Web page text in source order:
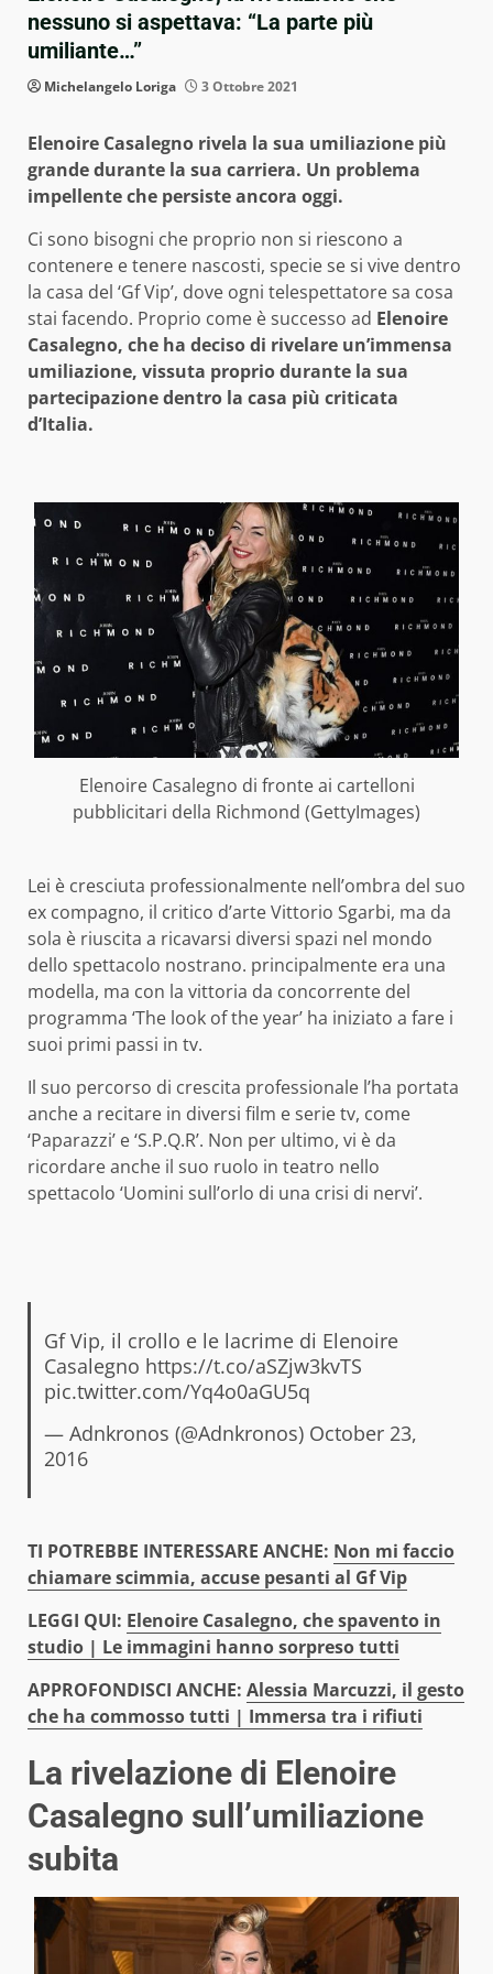
nessuno si aspettava: “La parte più
umiliante…”
Michelangelo Loriga 3 Ottobre 2021
Elenoire Casalegno rivela la sua umiliazione più
grande durante la sua carriera. Un problema
impellente che persiste ancora oggi.
Ci sono bisogni che proprio non si riescono a
contenere e tenere nascosti, specie se si vive dentro
la casa del ‘Gf Vip’, dove ogni telespettatore sa cosa
stai facendo. Proprio come è successo ad Elenoire
Casalegno, che ha deciso di rivelare un’immensa
umiliazione, vissuta proprio durante la sua
partecipazione dentro la casa più criticata
d’Italia.
Elenoire Casalegno di fronte ai cartelloni
pubblicitari della Richmond (GettyImages)
Lei è cresciuta professionalmente nell’ombra del suo
ex compagno, il critico d’arte Vittorio Sgarbi, ma da
sola è riuscita a ricavarsi diversi spazi nel mondo
dello spettacolo nostrano. principalmente era una
modella, ma con la vittoria da concorrente del
programma ‘The look of the year’ ha iniziato a fare i
suoi primi passi in tv.
Il suo percorso di crescita professionale l’ha portata
anche a recitare in diversi film e serie tv, come
‘Paparazzi’ e ‘S.P.Q.R’. Non per ultimo, vi è da
ricordare anche il suo ruolo in teatro nello
spettacolo ‘Uomini sull’orlo di una crisi di nervi’.
Gf Vip, il crollo e le lacrime di Elenoire
Casalegno https://t.co/aSZjw3kvTS
pic.twitter.com/Yq4o0aGU5q
— Adnkronos (@Adnkronos) October 23,
2016
TI POTREBBE INTERESSARE ANCHE: Non mi faccio
chiamare scimmia, accuse pesanti al Gf Vip
LEGGI QUI: Elenoire Casalegno, che spavento in
studio | Le immagini hanno sorpreso tutti
APPROFONDISCI ANCHE: Alessia Marcuzzi, il gesto
che ha commosso tutti | Immersa tra i rifiuti
La rivelazione di Elenoire
Casalegno sull’umiliazione
subita